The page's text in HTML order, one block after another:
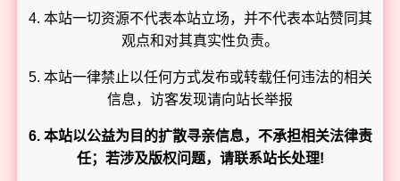
4. 本站一切资源不代表本站立场，并不代表本站赞同其
观点和对其真实性负责。
5. 本站一律禁止以任何方式发布或转载任何违法的相关
信息，访客发现请向站长举报
6. 本站以公益为目的扩散寻亲信息，不承担相关法律责
任；若涉及版权问题，请联系站长处理!